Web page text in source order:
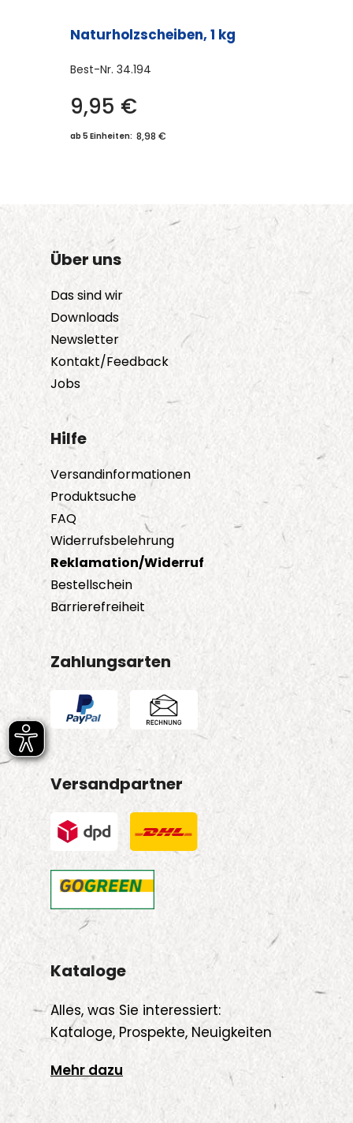
Naturholzscheiben, 1 kg
Best-Nr. 34.194
9,95 €
ab 5 Einheiten: 8,98 €
Über uns
Das sind wir
Downloads
Newsletter
Kontakt/Feedback
Jobs
Hilfe
Versandinformationen
Produktsuche
FAQ
Widerrufsbelehrung
Reklamation/Widerruf
Bestellschein
Barrierefreiheit
Zahlungsarten
Versandpartner
Kataloge
Alles, was Sie interessiert:
Kataloge, Prospekte, Neuigkeiten
Mehr dazu